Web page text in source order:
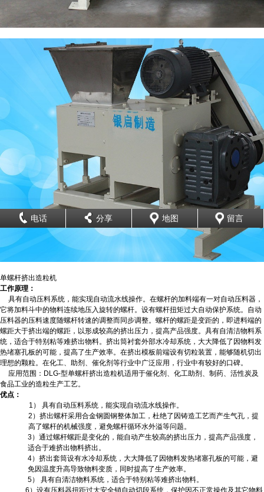
单螺杆挤出造粒机
工作原理：
具有自动压料系统，能实现自动流水线操作。在螺杆的加料端有一对自动压料器，
它将加料斗中的物料连续地压入旋转的螺杆。设有螺杆扭矩过大自动保护系统。自动
压料器的压料速度随螺杆转速的调整而同步调整。螺杆的螺距是变距的，即进料端的
螺距大于挤出端的螺距，以形成较高的挤出压力，提高产品强度。具有自清洁物料系
统，适合于特别粘等难挤出物料。挤出筒衬套外部水冷却系统，大大降低了因物料发
热堵塞孔板的可能，提高了生产效率。在挤出模板前端设有切粒装置，能够随机切出
理想的颗粒。在化工、助剂、催化剂等行业中广泛应用，行业中有较好的口碑。
应用范围：DLG-型单螺杆挤出造粒机适用于催化剂、化工助剂、制药、活性炭及
食品工业的造粒生产工艺。
优点：
1） 具有自动压料系统，能实现自动流水线操作。
2）挤出螺杆采用合金钢圆钢整体加工，杜绝了因铸造工艺而产生气孔，提
高了螺杆的机械强度，避免螺杆循环水外溢等问题。
3）通过螺杆螺距是变化的，能自动产生较高的挤出压力，提高产品强度，
适合于难挤出物料挤出。
4）挤出套筒设有水冷却系统，大大降低了因物料发热堵塞孔板的可能，避
免因温度升高导致物料变质，同时提高了生产效率。
5） 具有自清洁物料系统，适合于特别粘等难挤出物料。
6）设有压料器扭距过大安全销自动切段系统，保护因不正常操作及其它物料
电话 分享 地图 留言